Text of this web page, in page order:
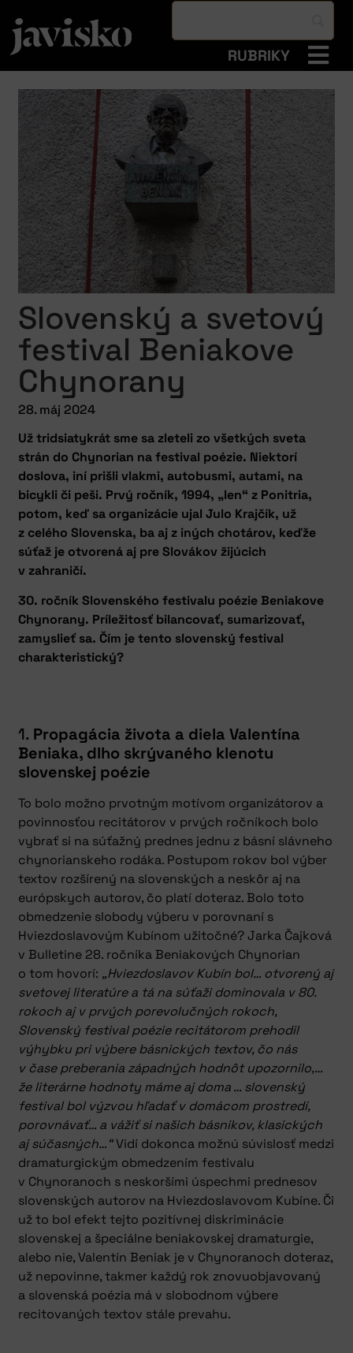
RUBRIKY
Slovenský a svetový
festival Beniakove
Chynorany
28. máj 2024
Už tridsiatykrát sme sa zleteli zo všetkých sveta
strán do Chynorian na festival poézie. Niektorí
doslova, iní prišli vlakmi, autobusmi, autami, na
bicykli či peši. Prvý ročník, 1994, „len“ z Ponitria,
potom, keď sa organizácie ujal Julo Krajčík, už
z celého Slovenska, ba aj z iných chotárov, keďže
súťaž je otvorená aj pre Slovákov žijúcich
v zahraničí.
30. ročník Slovenského festivalu poézie Beniakove
Chynorany. Príležitosť bilancovať, sumarizovať,
zamyslieť sa. Čím je tento slovenský festival
charakteristický?
1. Propagácia života a diela Valentína
Beniaka, dlho skrývaného klenotu
slovenskej poézie
To bolo možno prvotným motívom organizátorov a
povinnosťou recitátorov v prvých ročníkoch bolo
vybrať si na súťažný prednes jednu z básní slávneho
chynorianskeho rodáka. Postupom rokov bol výber
textov rozšírený na slovenských a neskôr aj na
európskych autorov, čo platí doteraz. Bolo toto
obmedzenie slobody výberu v porovnaní s
Hviezdoslavovým Kubínom užitočné? Jarka Čajková
v Bulletine 28. ročníka Beniakových Chynorian
o tom hovorí: „Hviezdoslavov Kubín bol… otvorený aj
svetovej literatúre a tá na súťaži dominovala v 80.
rokoch aj v prvých porevolučných rokoch,
Slovenský festival poézie recitátorom prehodil
výhybku pri výbere básnických textov, čo nás
v čase preberania západných hodnôt upozornilo,…
že literárne hodnoty máme aj doma … slovenský
festival bol výzvou hľadať v domácom prostredí,
porovnávať… a vážiť si našich básnikov, klasických
aj súčasných…“Vidí dokonca možnú súvislosť medzi
dramaturgickým obmedzením festivalu
v Chynoranoch s neskoršími úspechmi prednesov
slovenských autorov na Hviezdoslavovom Kubíne. Či
už to bol efekt tejto pozitívnej diskriminácie
slovenskej a špeciálne beniakovskej dramaturgie,
alebo nie, Valentín Beniak je v Chynoranoch doteraz,
už nepovinne, takmer každý rok znovuobjavovaný
a slovenská poézia má v slobodnom výbere
recitovaných textov stále prevahu.